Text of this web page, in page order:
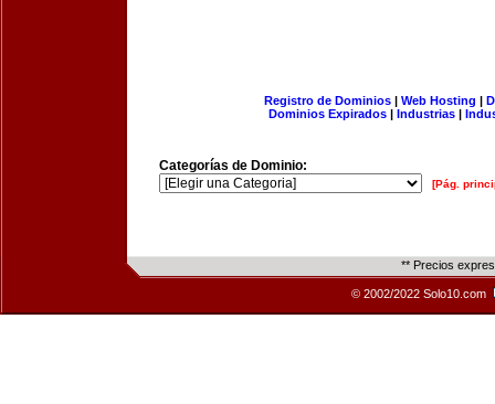
Registro de Dominios| Web Hosting |
Dominios Expirados | Industrias |
Categorías de Dominio:
[Pág.
** Precios
© 2002/2022 Solo10.com